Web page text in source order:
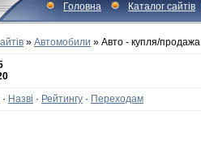
Головна Каталог сайтів
» Автомобили » Авто - купля/продажа
· Назві · Рейтингу · Переходам